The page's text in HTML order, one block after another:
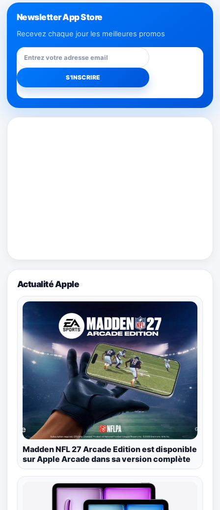
Newsletter App Store
Recevez chaque jour les meilleures promos
Actualité Apple
Madden NFL 27 Arcade Edition est disponible
sur Apple Arcade dans sa version complète